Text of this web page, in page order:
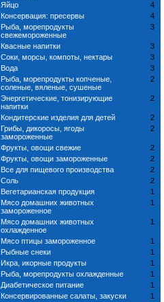
Яйцо
4
Консервация: пресервы
4
Рыба, морепродукты
свежемороженные
3
Квасные напитки
3
Соки, морсы, компоты, нектары
3
Вода
3
Рыба, морепродукты копченые,
соленые, вяленые, сушеные
2
Энергетические, тонизирующие
напитки
2
Кондитерские изделия для детей
2
Грибы, дикоросы, ягоды
замороженные
2
Фрукты, овощи свежие
2
Фрукты, овощи замороженные
2
Все для пищевого производства
2
Соль
2
Вегетарианская продукция
1
Мясо домашних животных
замороженное
1
Мясо домашних животных
охлажденное
1
Мясо птицы замороженное
1
Рыбные снеки
1
Икра, икорные продукты
1
Рыба, морепродукты охлажденные
1
Диабетическое питание
1
Консервированные салаты, закуски
1